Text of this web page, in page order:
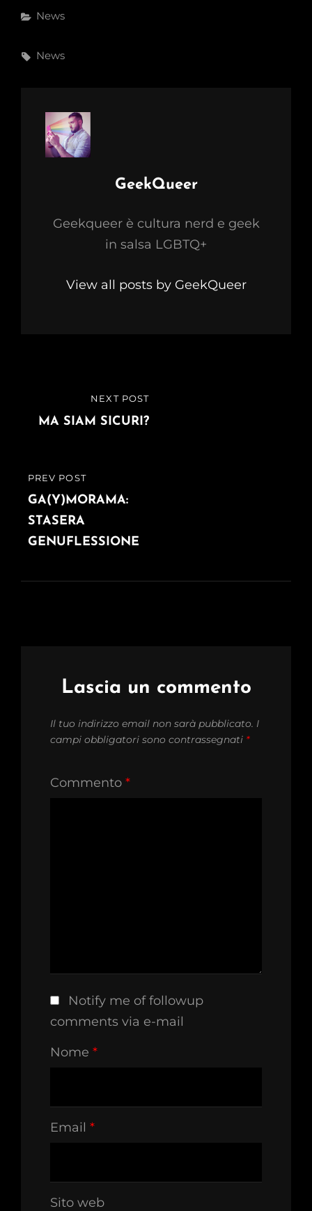
Categories
News
Tags,
News
Author:
GeekQueer
Geekqueer è cultura nerd e geek
in salsa LGBTQ+
View all posts by GeekQueer
Navigazione
articoli
PREVIOUS
POST
PREV POST
GA(Y)MORAMA:
STASERA
GENUFLESSIONE
POST
NEXT POST
MA SIAM SICURI?
Lascia un commento
Il tuo indirizzo email non sarà pubblicato. I
campi obbligatori sono contrassegnati *
Commento *
Notify me of followup
comments via e-mail
Nome *
Email *
Sito web